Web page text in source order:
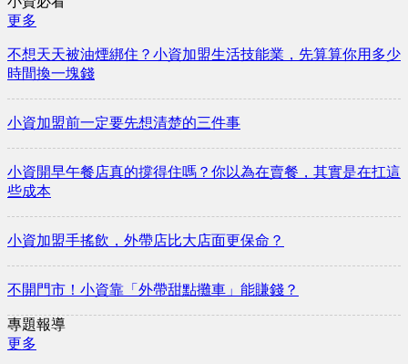
更多
不想天天被油煙綁住？小資加盟生活技能業，先算算你用多少
時間換一塊錢
小資加盟前一定要先想清楚的三件事
小資開早午餐店真的撐得住嗎？你以為在賣餐，其實是在扛這
些成本
小資加盟手搖飲，外帶店比大店面更保命？
不開門市！小資靠「外帶甜點攤車」能賺錢？
專題報導
更多